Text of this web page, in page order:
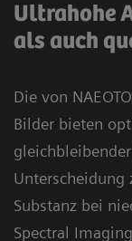
Ultrahohe
als auch
Die von
Bilder bieten
Unterscheidung
Substanz bei
Spectral